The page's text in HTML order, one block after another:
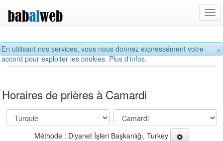
×
En utilisant nos services, vous nous donnez expressément votre
accord pour exploiter les cookies.Plus d'infos.
Horaires de prières à Camardi
Méthode : Diyanet İşleri Başkanlığı, Turkey